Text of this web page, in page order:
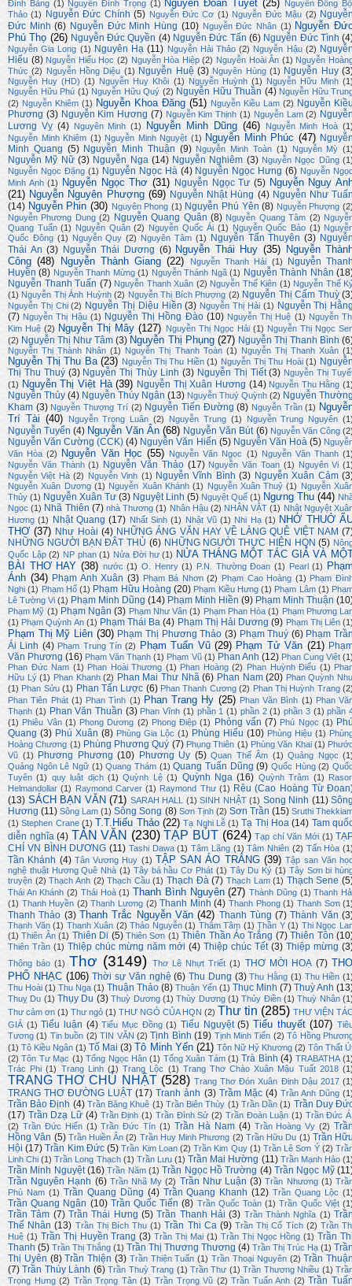
Đình Bảng (1) Nguyễn Đình Trọng (1) Nguyễn Đoan Tuyết (25)
Nguyễn Đồng
Thảo (1) Nguyễn Đức Chính (5) Nguyễn Đức Cơ (1) Nguyễn Đức Mậu (2)
Đức Minh (6) Nguyễn Đức Minh Hùng (10) Nguyễn Đức Nhân (1) Nguyễn
Phú Thọ (26) Nguyễn Đức Quyền (4) Nguyễn Đức Tấn (6) Nguyễn Đức Tình
Nguyễn Gia Long (1) Nguyên Hạ (11) Nguyễn Hải Thảo (2) Nguyễn Hậu (2)
Hiếu (8) Nguyễn Hiếu Học (2) Nguyễn Hòa Hiệp (2) Nguyễn Hoài Ân (1) Nguyễn
Thức (2) Nguyễn Hồng Diệu (1) Nguyễn Huệ (3) Nguyên Hùng (1) Nguyễn Huy
Nguyễn Huy (HD) (1) Nguyễn Huy Khôi (1) Nguyễn Huỳnh (1) Nguyễn Hữu Minh
Nguyễn Hữu Phú (1) Nguyễn Hữu Quý (2) Nguyễn Hữu Thuần (4) Nguyễn Hữu
(2) Nguyễn Khiêm (1) Nguyễn Khoa Đăng (51) Nguyễn Kiều Lam (2) Nguyễn
Phương (3) Nguyễn Kim Hương (7) Nguyễn Kim Thịnh (1) Nguyễn Lam (2)
Lương Vỵ (4) Nguyên Minh (1) Nguyễn Minh Dũng (46) Nguyễn Minh Hoà
Nguyễn Minh Khiêm (1) Nguyễn Minh Nguyệt (1) Nguyễn Minh Phúc (47)
Minh Quang (5) Nguyễn Minh Thuận (9) Nguyễn Minh Toàn (1) Nguyễn Mỳ
Nguyễn Mỹ Nữ (3) Nguyễn Nga (14) Nguyễn Nghiêm (3) Nguyễn Ngọc Dũng
Nguyễn Ngọc Đặng (1) Nguyễn Ngọc Hà (4) Nguyễn Ngọc Hưng (6) Nguyễn
Minh Anh (1) Nguyễn Ngọc Thơ (31) Nguyễn Ngọc Tư (5) Nguyễn Nguy
(21) Nguyễn Nguyên Phượng (69) Nguyễn Nhật Hùng (4) Nguyễn Như
(14) Nguyễn Phin (30) Nguyên Phong (1) Nguyễn Phú Yên (8) Nguyễn Phượng
Nguyễn Phương Dung (2) Nguyễn Quang Quân (8) Nguyễn Quang Tâm (2)
Quang Tuấn (1) Nguyễn Quân (2) Nguyễn Quốc Ái (1) Nguyễn Quốc Bảo (1)
Quốc Đông (1) Nguyễn Quy (2) Nguyên Tâm (1) Nguyễn Tấn Thuyên (3)
Thái An (3) Nguyễn Thái Dương (6) Nguyễn Thái Huy (35)
Nguyễn
Công (48) Nguyễn Thành Giang (22) Nguyễn Thanh Hải (1)
Nguyễn
Huyền (8) Nguyễn Thanh Mừng (1) Nguyễn Thánh Ngã (1) Nguyễn Thành Nhân
Nguyễn Thanh Tuấn (7) Nguyễn Thanh Xuân (2) Nguyễn Thế Kiên (1) Nguyễn Thế
(1) Nguyễn Thị Ánh Huỳnh (2) Nguyễn Thị Bích Phượng (2) Nguyễn Thị Cẩm Thuỳ
Nguyễn Thị Chi (2) Nguyễn Thị Diệu Hiền (3) Nguyễn Thị Hải (1) Nguyễn Thị
(7) Nguyễn Thị Hậu (1) Nguyễn Thị Hồng Đào (10) Nguyễn Thị Huệ (1) Nguyễn
Kim Huệ (2) Nguyễn Thị Mây (127) Nguyễn Thị Ngọc Hải (1) Nguyễn Thị Ngọc
(2) Nguyễn Thị Như Tâm (3) Nguyễn Thị Phụng (27) Nguyễn Thị Thanh Bình
Nguyễn Thị Thành Nhân (1) Nguyễn Thị Thanh Toàn (1) Nguyễn Thị Thanh Xuân
Nguyễn Thị Thu Ba (23) Nguyễn Thị Thu Hiền (1) Nguyễn Thị Thu Hoài (1)
Thị Thu Thuý (3) Nguyễn Thị Thùy Linh (3) Nguyễn Thị Tiết (3) Nguyễn Thị
(1) Nguyễn Thị Việt Hà (39) Nguyễn Thị Xuân Hương (14) Nguyễn Thu Hằng
Nguyễn Thủy (4) Nguyễn Thúy Ngân (13) Nguyễn Thuý Quỳnh (2) Nguyễn
Kham (3) Nguyễn Thượng Trí (2) Nguyễn Tiến Đường (8) Nguyễn Trần (1)
Trí Tài (40) Nguyễn Trọng Luân (2) Nguyễn Trung (1) Nguyễn Trung Nguyên
Nguyễn Tuyển (4) Nguyễn Văn Ân (68) Nguyễn Văn Bút (6) Nguyễn Văn Công
Nguyễn Văn Cường (CCK) (4) Nguyễn Văn Hiến (5) Nguyễn Văn Hoà (5)
Văn Hòa (2) Nguyễn Văn Học (55) Nguyễn Văn Ngọc (1) Nguyễn Văn Thanh
Nguyễn Văn Thành (1) Nguyễn Văn Thảo (17) Nguyễn Văn Toan (1) Nguyên Vi
Nguyễn Việt Hà (2) Nguyễn Vinh (1) Nguyễn Vĩnh Bình (3) Nguyễn Xuân Cảm
Nguyễn Xuân Dương (1) Nguyễn Xuân Khánh (1) Nguyễn Xuân Thuỷ (1) Nguyễn
Thủy (1) Nguyễn Xuân Tư (3) Nguyệt Linh (5) Nguyệt Quế (1) Ngưng Thu (44)
Ngọc (1) Nhã Thiên (7) nhà Thương (1) Nhân Hậu (2) NHÂN VẬT (1) Nhật Nguyệt
Hương (1) Nhật Quang (17) Nhất Sinh (1) Nhật Vũ (1) Nhi Hạ (1) NHỚ THUỞ
THƠ (37) Như Hoài (4) NHỮNG ÁNG VĂN HAY VỀ LÀNG QUÊ VIỆT NAM
NHỮNG NGƯỜI BẠN ĐÂT THỦ (6) NHỮNG NGƯỜI THỰC HIỆN HQN (5)
Quốc Lập (2) NP phan (1) Nửa Đời hư (1) NỬA THÁNG MỘT TÁC GIẢ VÀ
BÀI THƠ HAY (38) nước (1) O. Henry (1) P.N. Thường Đoan (1) Pearl (1)
Ánh (34) Phạm Anh Xuân (3) Phạm Bá Nhơn (2) Phạm Cao Hoàng (1) Phạm
Nghi (1) Phạm Hổ (1) Phạm Hữu Hoàng (20) Phạm Kiều Hưng (1) Phạm Lâm (1)
Lê Tường Vi (1) Phạm Minh Dũng (14) Phạm Minh Hiền (9) Phạm Minh Thuận
Phạm Mỹ (1) Phạm Ngân (3) Phạm Như Vân (1) Phạm Phan Hòa (1) Phạm Phương
(1) Phạm Quỳnh An (1) Phạm Thái Ba (4) Phạm Thị Hải Dương (9) Phạm Thị Liên
Phạm Thị Mỹ Liên (30) Phạm Thị Phương Thảo (3) Phạm Thuý (6) Phạm
Ái Linh (4) Phạm Trung Tín (2) Phạm Tuấn Vũ (29) Phạm Tử Văn (21)
Văn Phương (16) Phạm Văn Thạnh (1) Phạm Vũ (1) Phan Anh (12) Phan Cung Việt
Phan Đức Nam (1) Phan Hoài Thương (1) Phan Hoàng (2) Phan Huỳnh Điểu (1)
Hữu Lý (1) Phan Khanh (2) Phan Mai Thư Nhã (6) Phan Nam (20) Phan Quỳnh
(1) Phan Sửu (1) Phan Tấn Lược (6) Phan Thanh Cương (2) Phan Thị Huỳnh Trang
Phan Tiên Phát (1) Phan Tình (1) Phan Trang Hy (25) Phan Văn Bình (1) Phan
Thạnh (1) Phan Văn Thuần (3) Phan Vĩnh (1) phần 1 (1) phần 2 (1) phần 3 (1) phần
(1) Phiêu Vân (1) Phong Dương (2) Phong Điệp (1) Phỏng vấn (7) Phú Ngọc (1)
Quang (3) Phú Xuân (8) Phùng Gia Lộc (1) Phùng Hiếu (10) Phùng Hiệu (1)
Hoàng Chương (1) Phùng Phương Quý (7) Phụng Thiên (1) Phùng Văn Khai (1)
Vũ (1) Phương Phương (10) Phương Uy (5) Quan Thế Âm (1) Quảng Ngọc
Quảng Ngôn Lê Ngữ (1) Quang Thám (1) Quang Tuấn Dũng (9) Quốc Hùng (2)
Tuyên (1) quy luật dịch (1) Quỳnh Lệ (1) Quỳnh Nga (16) Quỳnh Trâm (1)
Helmandollar (1) Raymond Carver (1) Raymond Thư (1) Rêu (Cao Hoàng Từ
(13) SÁCH BẠN VĂN (71) SARAH HALL (1) SINH NHẬT (1) Song Ninh (11)
Hương (11) Sông Lam (1) Sông Song (8) Sơn Tịnh (2) Sơn Trần (15) Sruthi
(1) Stephen Crane (1) T.T.Hiếu Thảo (22) Tạ Nghi Lễ (1) Tạ Thị Hoa (14) Tam
diễn nghĩa (4) TẢN VĂN (230) TẠP BÚT (624) Tạp chí Văn Mới (1)
CHÍ VN BÌNH DƯƠNG (11) Tashi Dawa (1) Tâm Lãng (1) Tâm Nhiên (2) Tấn Hòa
Tần Khánh (4) Tân Vương Huy (1) TẬP SAN ÁO TRẮNG (39) Tập san Văn
nghệ thuật Hương Quê Nhà (1) Tây bá hầu Cơ Phát (1) Tây Du Ký (1) Tây Sơn bi
truyện (2) Thạch Anh (2) Thạch Cầu (1) Thạch Đà (7) Thạch Lam (1) Thạch Sene
Thái An Khánh (2) Thái Hoà (1) Thanh Bình Nguyên (27) Thành Dũng (1) Thanh
(1) Thanh Huyền (2) Thanh Lương (2) Thanh Minh (4) Thanh Phong (1) Thanh Sơn
Thanh Thảo (3) Thanh Trắc Nguyễn Văn (42) Thanh Tùng (7) Thành Văn
Thạnh Văn (1) Thanh Xuân (2) Thảo Nguyễn (1) Thâm Tâm (1) Thần Y (1) Thi Ngọc
(1) Thiên Ân (1) Thiên Di (5) Thiên Sơn (1) Thiên Thần Áo Trắng (7) Thiên Tôn
Thiên Trần (1) Thiệp chúc mừng năm mới (4) Thiệp chúc Tết (3) Thiệp mừng
Thông báo (1) Thơ (3149) Thơ Lê Nhựt Triết (1) THƠ MỜI HOẠ (7)
PHỔ NHẠC (106) Thời sự Văn nghệ (6) Thu Dung (3) Thu Hằng (1) Thu Hiền
Thu Hoài (1) Thu Nga (1) Thuận Thảo (8) Thuận Yến (1) Thục Minh (7) Thuỳ Anh
Thuỵ Du (1) Thụy Du (3) Thuỳ Dương (1) Thùy Dương (1) Thủy Điền (1) Thuỳ Nhân
Thư cảm ơn (1) Thư ngỏ (1) THƯ NGỎ CỦA HQN (2) Thư tin (285) THƯ VIỆN
GIẢ (1) Tiểu luận (4) Tiểu Mục Đồng (1) Tiểu Nguyệt (5) Tiểu thuyết (107)
Tương (1) Tin buồn (2) TIN VĂN (2) Tịnh Bình (19) Tịnh Minh Tiến (2) Tô Hồng
(1) Tô Kiều Ngân (1) Tố Mai (3) Tô Minh Yến (21) Tôn Nữ Hỷ Khương (2) Tôn Thất
(2) Tôn Tư Mạc (1) Tống Ngọc Hân (1) Tống Xuân Tám (1) Trà Bình (4) TRABATHA
Trác Phi (1) Trang Linh (1) Trang Lộc (1) Trang Thơ Chào Xuân Mậu Tuất 2018
TRANG THƠ CHỦ NHẬT (528) Trang Thơ Đón Xuân Đinh Dậu 2017
TRANG THƠ ĐƯỜNG LUẬT (17) Tranh ảnh (3) Trầm Mặc (4) Trần Anh Dũng
Trần Bảo Định (4) Trần Băng Khuê (1) Trần Biên Thùy (1) Trần Dần (1) Trần Duy
(17) Trần Dzạ Lữ (4) Trần Định (1) Trần Đình Sử (2) Trần Đoàn Luận (1) Trần Đức
(2) Trần Đức Hiển (1) Trần Đức Tín (1) Trần Hà Nam (4) Trần Hoàng Vy (2)
Hồng Vân (5) Trần Huiền Ân (2) Trần Huy Minh Phương (2) Trần Hữu Du (1) Trần
Hội (17) Trần Kim Đức (5) Trần Kim Loan (2) Trần Kim Quy (1) Trần Lê Sơn Ý (2)
Linh Chi (1) Trần Long Thạch (1) Trần Lưu (1) Trần Mai Hường (11) Trần Mạnh Hảo
Trần Minh Nguyệt (16) Trần Năm (1) Trần Ngọc Hồ Trường (4) Trần Ngọc Mỹ
Trần Nguyên Hạnh (6) Trần Nhã My (2) Trần Như Luận (3) Trần Nhương (1)
Phù Nam (1) Trần Quang Dũng (4) Trần Quang Khanh (12) Trần Quang Lộc
Trần Quang Ngân (10) Trần Quốc Tiến (8) Trần Quốc Toàn (1) Trần Quốc Việt
Trần Tâm (7) Trần Thái Hưng (5) Trần Thanh Hải (3) Trần Thành Nghĩa (1)
Thế Nhân (13) Trần Thị Bích Thu (1) Trần Thi Ca (9) Trần Thị Cổ Tích (2) Trần
Huệ (1) Trần Thị Huyền Trang (3) Trần Thị Mai (1) Trần Thị Ngọc Hồng (1) Trần
Thanh (5) Trần Thị Thắng (1) Trần Thị Thương Thương (4) Trần Thị Trúc Hạ (1)
Thị Uyên (8) Trần Thiện (3) Trần Thiện Tuấn (1) Trần Thoại Nguyên (2) Trần
(7) Trần Thúy Lành (6) Trần Thuỳ Trang (1) Trần Thư (1) Trần Thương Nhiều (1)
Trọng Hưng (2) Trần Trọng Tân (1) Trần Trọng Vũ (2) Trần Tuấn Anh (2) Trần